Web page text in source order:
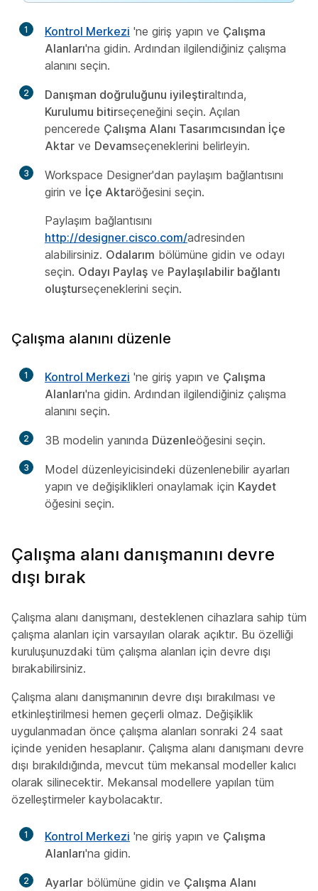
1 Kontrol Merkezi 'ne giriş yapın ve Çalışma
Alanları'na gidin. Ardından ilgilendiğiniz çalışma
alanını seçin.
2 Danışman doğruluğunu iyileştiraltında,
Kurulumu bitirseçeneğini seçin. Açılan
pencerede Çalışma Alanı Tasarımcısından İçe
Aktar ve Devamseçeneklerini belirleyin.
3
Workspace Designer'dan paylaşım bağlantısını
girin ve İçe Aktaröğesini seçin.
Paylaşım bağlantısını
http://designer.cisco.com/adresinden
alabilirsiniz. Odalarım bölümüne gidin ve odayı
seçin. Odayı Paylaş ve Paylaşılabilir bağlantı
oluşturseçeneklerini seçin.
Çalışma alanını düzenle
1 Kontrol Merkezi 'ne giriş yapın ve Çalışma
Alanları'na gidin. Ardından ilgilendiğiniz çalışma
alanını seçin.
2 3B modelin yanında Düzenleöğesini seçin.
3
Model düzenleyicisindeki düzenlenebilir ayarları
yapın ve değişiklikleri onaylamak için Kaydet
öğesini seçin.
Çalışma alanı danışmanını devre
dışı bırak
Çalışma alanı danışmanı, desteklenen cihazlara sahip tüm
çalışma alanları için varsayılan olarak açıktır. Bu özelliği
kuruluşunuzdaki tüm çalışma alanları için devre dışı
bırakabilirsiniz.
Çalışma alanı danışmanının devre dışı bırakılması ve
etkinleştirilmesi hemen geçerli olmaz. Değişiklik
uygulanmadan önce çalışma alanları sonraki 24 saat
içinde yeniden hesaplanır. Çalışma alanı danışmanı devre
dışı bırakıldığında, mevcut tüm mekansal modeller kalıcı
olarak silinecektir. Mekansal modellere yapılan tüm
özelleştirmeler kaybolacaktır.
1 Kontrol Merkezi 'ne giriş yapın ve Çalışma
Alanları'na gidin.
2 Ayarlar bölümüne gidin ve Çalışma Alanı